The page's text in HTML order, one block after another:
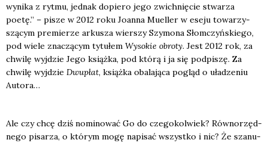
wyni­ka z ryt­mu, jed­nak dopie­ro jego zwich­nię­cie stwa­rza
poetę.” – pisze w 2012 roku Joan­na Muel­ler w ese­ju towa­rzy­
szą­cym pre­mie­rze arku­sza wier­szy Szy­mo­na Słom­czyń­skie­go,
pod wie­le zna­czą­cym tytu­łem Wyso­kie obro­ty. Jest 2012 rok, za
chwi­lę wyj­dzie Jego książ­ka, pod któ­rą i ja się pod­pi­szę. Za
chwi­lę wyj­dzie Dwu­płat, książ­ka oba­la­ją­ca pogląd o uła­dze­niu
Auto­ra…
Ale czy chcę dziś nomi­no­wać Go do cze­go­kol­wiek? Rów­no­rzęd­
ne­go pisa­rza, o któ­rym mogę napi­sać wszyst­ko i nic? Że sza­nu­